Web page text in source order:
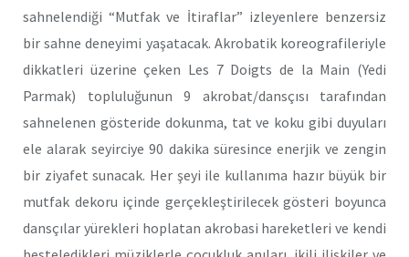
sahnelendiği “Mutfak ve İtiraflar” izleyenlere benzersiz
bir sahne deneyimi yaşatacak. Akrobatik koreografileriyle
dikkatleri üzerine çeken Les 7 Doigts de la Main (Yedi
Parmak) topluluğunun 9 akrobat/dansçısı tarafından
sahnelenen gösteride dokunma, tat ve koku gibi duyuları
ele alarak seyirciye 90 dakika süresince enerjik ve zengin
bir ziyafet sunacak. Her şeyi ile kullanıma hazır büyük bir
mutfak dekoru içinde gerçekleştirilecek gösteri boyunca
dansçılar yürekleri hoplatan akrobasi hareketleri ve kendi